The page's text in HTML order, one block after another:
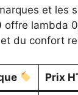
et les
offre lambda
du confort
Prix